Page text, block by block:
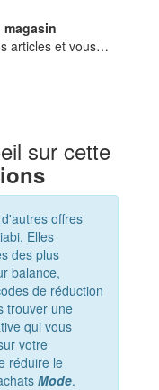
magasin
articles et vous…
sur cette
offres
Elles
des plus
balance,
de réduction
trouver une
qui vous
votre
réduire le
Mode.